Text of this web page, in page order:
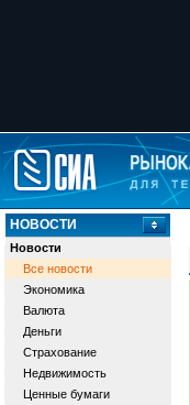
НОВОСТИ
Новости
Все новости
Экономика
Валюта
Деньги
Страхование
Недвижимость
Ценные бумаги